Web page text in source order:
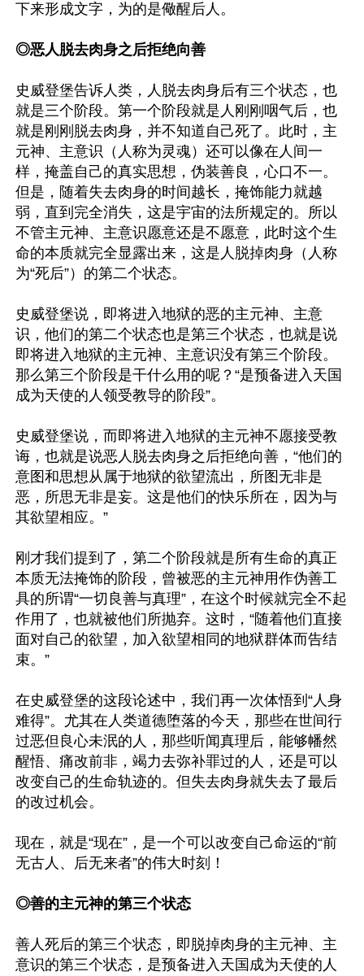
下来形成文字，为的是儆醒后人。
◎恶人脱去肉身之后拒绝向善
史威登堡告诉人类，人脱去肉身后有三个状态，也
就是三个阶段。第一个阶段就是人刚刚咽气后，也
就是刚刚脱去肉身，并不知道自己死了。此时，主
元神、主意识（人称为灵魂）还可以像在人间一
样，掩盖自己的真实思想，伪装善良，心口不一。
但是，随着失去肉身的时间越长，掩饰能力就越
弱，直到完全消失，这是宇宙的法所规定的。所以
不管主元神、主意识愿意还是不愿意，此时这个生
命的本质就完全显露出来，这是人脱掉肉身（人称
为“死后”）的第二个状态。
史威登堡说，即将进入地狱的恶的主元神、主意
识，他们的第二个状态也是第三个状态，也就是说
即将进入地狱的主元神、主意识没有第三个阶段。
那么第三个阶段是干什么用的呢？“是预备进入天国
成为天使的人领受教导的阶段”。
史威登堡说，而即将进入地狱的主元神不愿接受教
诲，也就是说恶人脱去肉身之后拒绝向善，“他们的
意图和思想从属于地狱的欲望流出，所图无非是
恶，所思无非是妄。这是他们的快乐所在，因为与
其欲望相应。”
刚才我们提到了，第二个阶段就是所有生命的真正
本质无法掩饰的阶段，曾被恶的主元神用作伪善工
具的所谓“一切良善与真理”，在这个时候就完全不起
作用了，也就被他们所抛弃。这时，“随着他们直接
面对自己的欲望，加入欲望相同的地狱群体而告结
束。”
在史威登堡的这段论述中，我们再一次体悟到“人身
难得”。尤其在人类道德堕落的今天，那些在世间行
过恶但良心未泯的人，那些听闻真理后，能够幡然
醒悟、痛改前非，竭力去弥补罪过的人，还是可以
改变自己的生命轨迹的。但失去肉身就失去了最后
的改过机会。
现在，就是“现在”，是一个可以改变自己命运的“前
无古人、后无来者”的伟大时刻！
◎善的主元神的第三个状态
善人死后的第三个状态，即脱掉肉身的主元神、主
意识的第三个状态，是预备进入天国成为天使的人